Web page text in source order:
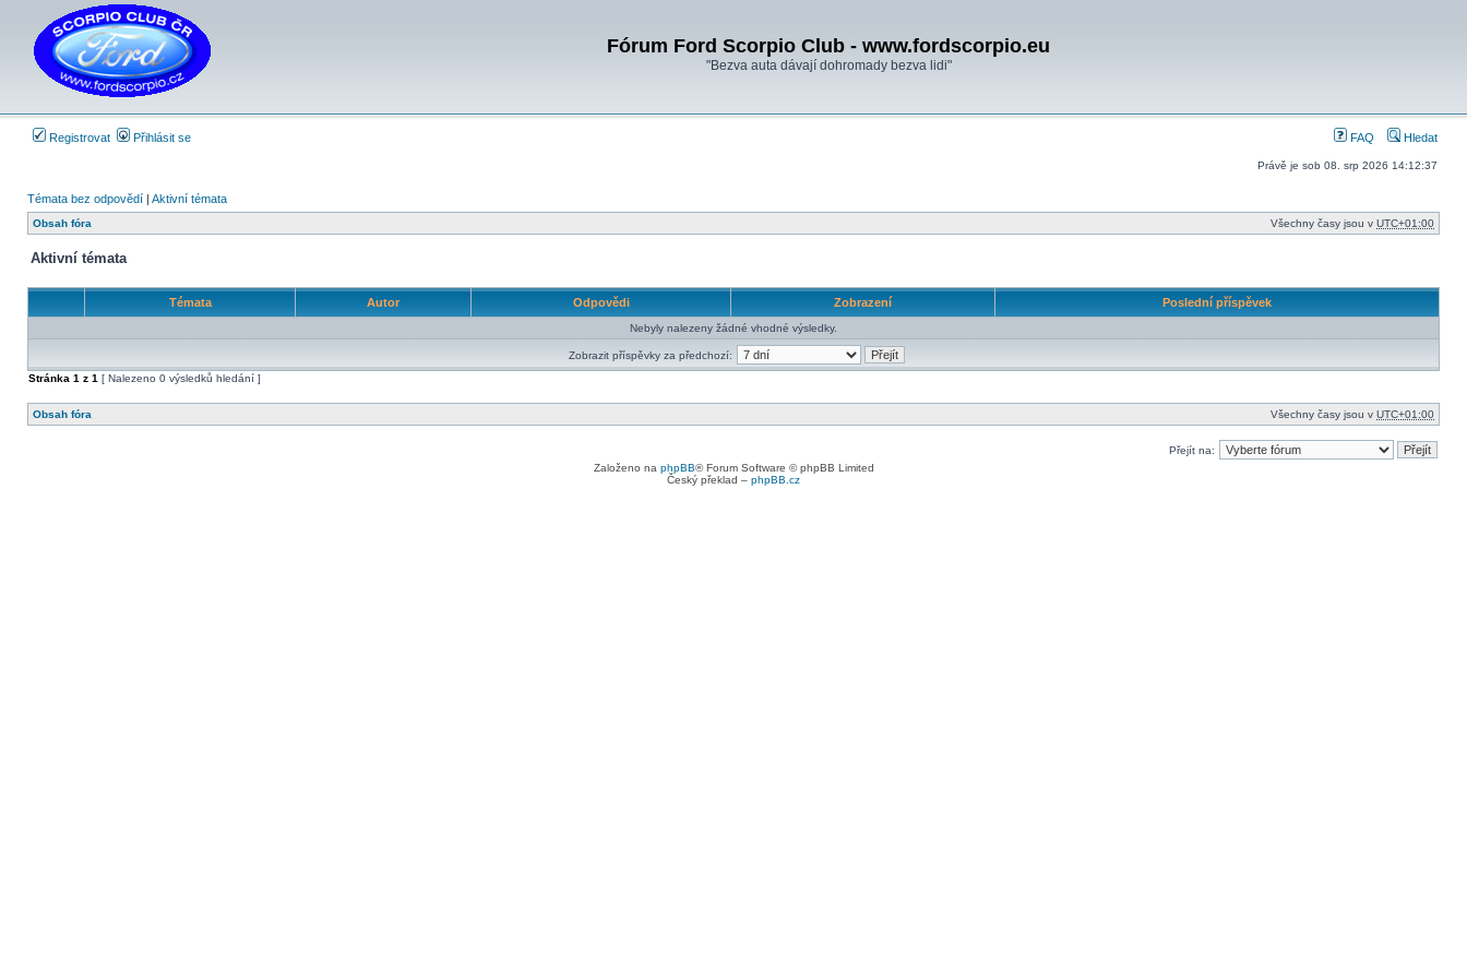
Fórum Ford Scorpio Club - www.fordscorpio.eu
"Bezva auta dávají dohromady bezva lidi"
Registrovat Přihlásit se FAQ Hledat
Právě je sob 08. srp 2026 14:12:37
Témata bez odpovědí | Aktivní témata
Obsah fóra Všechny časy jsou v UTC+01:00
Aktivní témata
Témata Autor Odpovědi Zobrazení Poslední příspěvek
Nebyly nalezeny žádné vhodné výsledky.
Zobrazit příspěvky za předchozí:
Stránka 1 z 1 [ Nalezeno 0 výsledků hledání ]
Obsah fóra Všechny časy jsou v UTC+01:00
Přejít na:
Založeno na phpBB® Forum Software © phpBB Limited
Český překlad – phpBB.cz